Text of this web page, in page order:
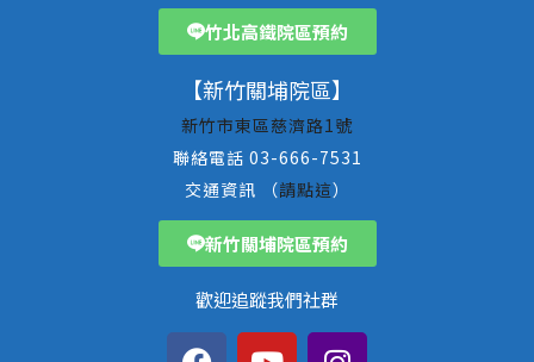
竹北高鐵院區預約
【新竹關埔院區】
新竹市東區慈濟路1號
聯絡電話 03-666-7531
交通資訊 （請點這）
新竹關埔院區預約
歡迎追蹤我們社群